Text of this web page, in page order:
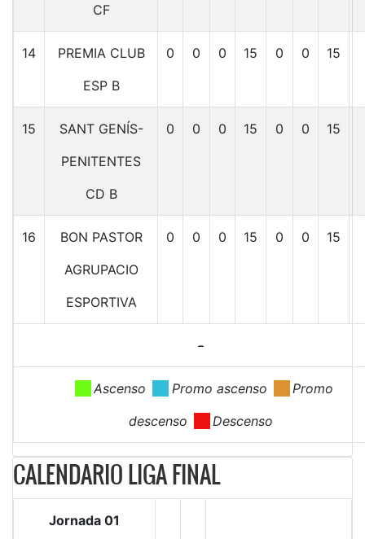
-
Ascenso Promo ascenso
Promo
descenso
Descenso
CF
14
PREMIA CLUB
ESP B
0 0 0 15 0 0 15
15
SANT GENÍS-
PENITENTES
CD B
0 0 0 15 0 0 15
16
BON PASTOR
AGRUPACIO
ESPORTIVA
0 0 0 15 0 0 15
CALENDARIO LIGA FINAL
Jornada 01